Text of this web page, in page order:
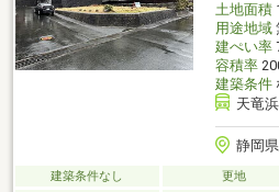
土地面積
用途地域
建ぺい率
容積率
建築条件
天竜
静岡
建築条件なし 更地